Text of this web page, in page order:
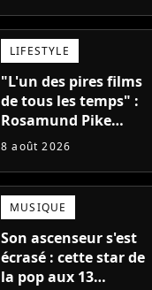
réalisateur claque la
porte pour "différends
créatifs"
LIFESTYLE
"L'un des pires films
de tous les temps" :
Rosamund Pike
pensait que ce film
fiction avec Dwayne
Johnson mettrait fin à
sa carrière
8 août 2026
MUSIQUE
Son ascenseur s'est
écrasé : cette star de
la pop aux 13